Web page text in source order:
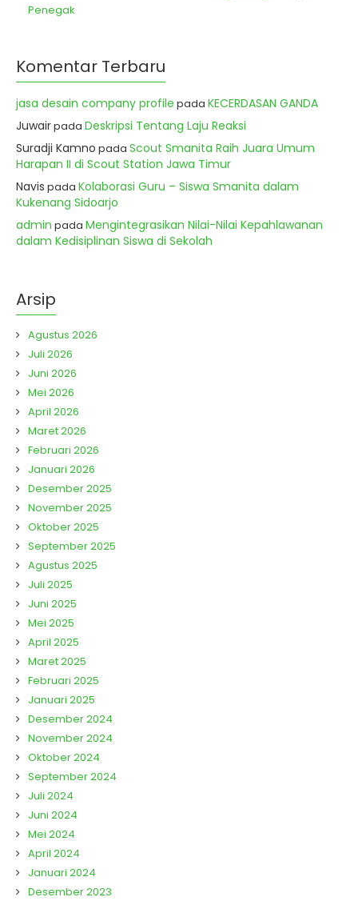
Penegak
Komentar Terbaru
jasa desain company profile pada KECERDASAN GANDA
Juwairpada Deskripsi Tentang Laju Reaksi
Suradji Kamno pada Scout Smanita Raih Juara Umum
Harapan II di Scout Station Jawa Timur
Navis pada Kolaborasi Guru – Siswa Smanita dalam
Kukenang Sidoarjo
admin pada Mengintegrasikan Nilai-Nilai Kepahlawanan
dalam Kedisiplinan Siswa di Sekolah
Arsip
Agustus 2026
Juli 2026
Juni 2026
Mei 2026
April 2026
Maret 2026
Februari 2026
Januari 2026
Desember 2025
November 2025
Oktober 2025
September 2025
Agustus 2025
Juli 2025
Juni 2025
Mei 2025
April 2025
Maret 2025
Februari 2025
Januari 2025
Desember 2024
November 2024
Oktober 2024
September 2024
Juli 2024
Juni 2024
Mei 2024
April 2024
Januari 2024
Desember 2023